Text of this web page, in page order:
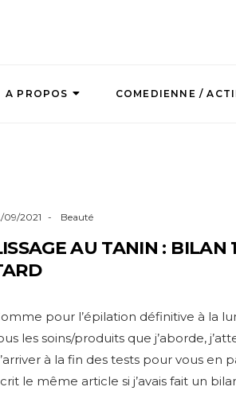
A PROPOS COMEDIENNE /
09/2021 Beauté
AU TANIN : BILAN
pour l’épilation définitive à la
les soins/produits que j’aborde,
à la fin des tests pour vous en
le même article si j’avais fait un